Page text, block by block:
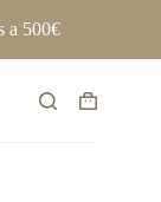
a 500€
Carrinho